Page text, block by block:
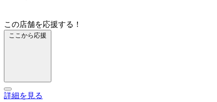
この店舗を応援する！
ここから応援
詳細を見る